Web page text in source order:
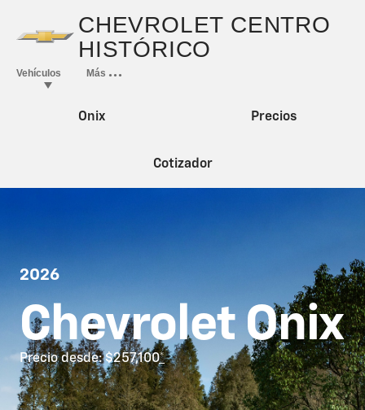
Onix Precios
Cotizador
2026
Chevrolet Onix
Precio desde: $257,100*